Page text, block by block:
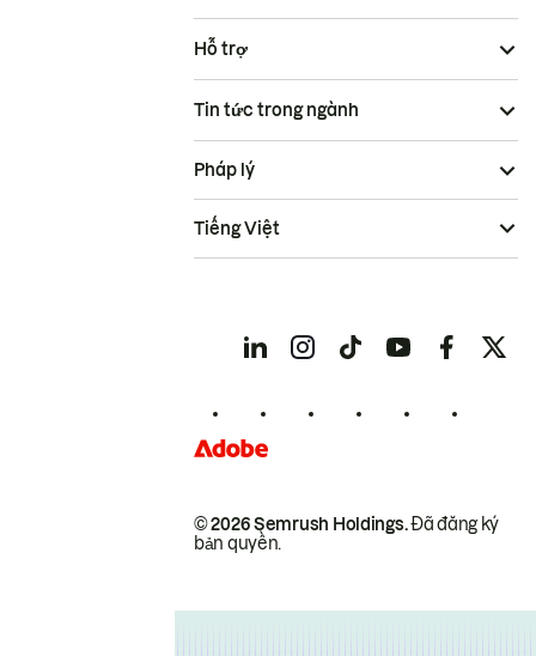
Hỗ trợ
Tin tức trong ngành
© 2026 Semrush Holdings.Đã đăng ký
bản quyền.
Pháp lý
Tiếng Việt